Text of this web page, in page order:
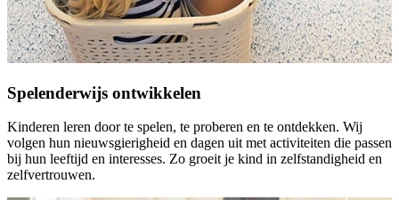
Spelenderwijs ontwikkelen
Kinderen leren door te spelen, te proberen en te ontdekken. Wij
volgen hun nieuwsgierigheid en dagen uit met activiteiten die passen
bij hun leeftijd en interesses. Zo groeit je kind in zelfstandigheid en
zelfvertrouwen.